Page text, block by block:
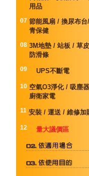
用品
07 節能風扇 / 換尿布台
青保健
08 3M地墊 / 站板 / 草
防滑條
09 UPS不斷電
10 空氣O3淨化 / 吸塵
廚衛家電
11 安裝 / 運送 / 維修加
12 量大議價區